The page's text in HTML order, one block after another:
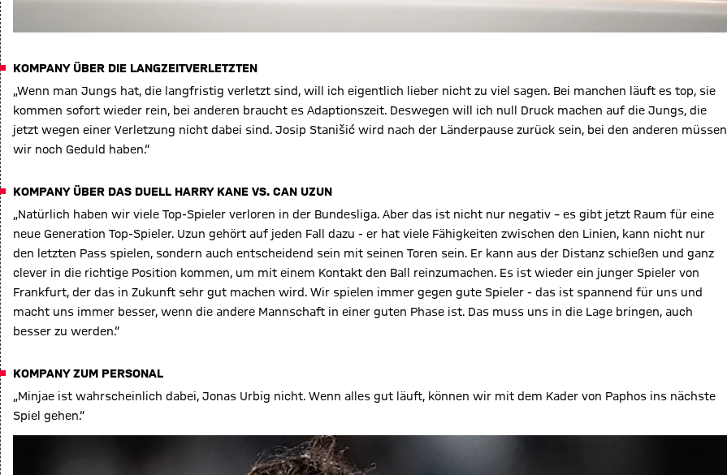
KOMPANY ÜBER DIE LANGZEITVERLETZTEN
„Wenn man Jungs hat, die langfristig verletzt sind, will ich eigentlich lieber nicht zu viel sagen. Bei manchen läuft es top, sie
kommen sofort wieder rein, bei anderen braucht es Adaptionszeit. Deswegen will ich null Druck machen auf die Jungs, die
jetzt wegen einer Verletzung nicht dabei sind. Josip Stanišić wird nach der Länderpause zurück sein, bei den anderen müssen
wir noch Geduld haben.“
KOMPANY ÜBER DAS DUELL HARRY KANE VS. CAN UZUN
„Natürlich haben wir viele Top-Spieler verloren in der Bundesliga. Aber das ist nicht nur negativ – es gibt jetzt Raum für eine
neue Generation Top-Spieler. Uzun gehört auf jeden Fall dazu - er hat viele Fähigkeiten zwischen den Linien, kann nicht nur
den letzten Pass spielen, sondern auch entscheidend sein mit seinen Toren sein. Er kann aus der Distanz schießen und ganz
clever in die richtige Position kommen, um mit einem Kontakt den Ball reinzumachen. Es ist wieder ein junger Spieler von
Frankfurt, der das in Zukunft sehr gut machen wird. Wir spielen immer gegen gute Spieler - das ist spannend für uns und
macht uns immer besser, wenn die andere Mannschaft in einer guten Phase ist. Das muss uns in die Lage bringen, auch
besser zu werden.“
KOMPANY ZUM PERSONAL
„Minjae ist wahrscheinlich dabei, Jonas Urbig nicht. Wenn alles gut läuft, können wir mit dem Kader von Paphos ins nächste
Spiel gehen.“